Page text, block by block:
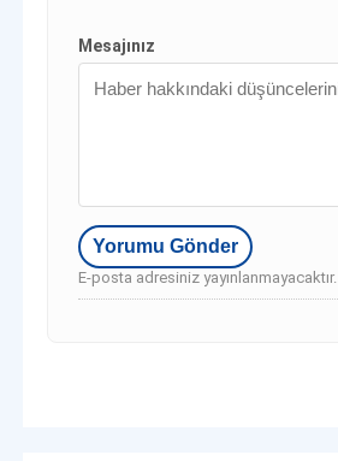
Mesajınız
E-posta adresiniz yayınlanmayacaktır.